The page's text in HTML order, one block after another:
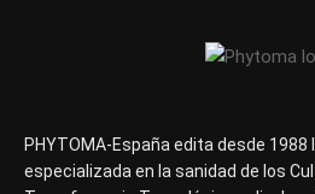
PHYTOMA-España edita desde
especializada en la sanidad de los